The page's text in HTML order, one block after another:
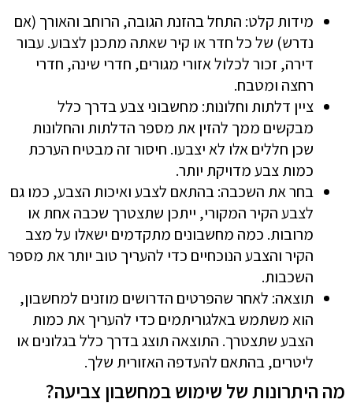
מידות קלט: התחל בהזנת הגובה, הרוחב והאורך (אם
נדרש) של כל חדר או קיר שאתה מתכנן לצבוע. עבור
דירה, זכור לכלול אזורי מגורים, חדרי שינה, חדרי
רחצה ומטבח.
ציין דלתות וחלונות: מחשבוני צבע בדרך כלל
מבקשים ממך להזין את מספר הדלתות והחלונות
שכן חללים אלו לא יצבעו. חיסור זה מבטיח הערכת
כמות צבע מדויקת יותר.
בחר את השכבה: בהתאם לצבע ואיכות הצבע, כמו גם
לצבע הקיר המקורי, ייתכן שתצטרך שכבה אחת או
מרובות. כמה מחשבונים מתקדמים ישאלו על מצב
הקיר והצבע הנוכחיים כדי להעריך טוב יותר את מספר
השכבות.
תוצאה: לאחר שהפרטים הדרושים מוזנים למחשבון,
הוא משתמש באלגוריתמים כדי להעריך את כמות
הצבע שתצטרך. התוצאה תוצג בדרך כלל בגלונים או
ליטרים, בהתאם להעדפה האזורית שלך.
מה היתרונות של שימוש במחשבון צביעה?